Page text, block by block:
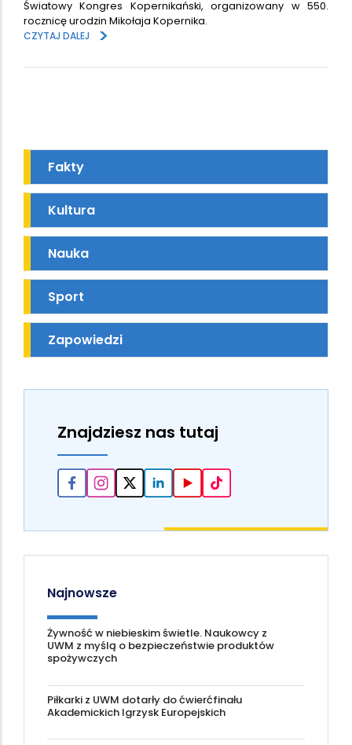
Światowy Kongres Kopernikański, organizowany w 550.
rocznicę urodzin Mikołaja Kopernika.
CZYTAJ DALEJ
>
Fakty
Kultura
Nauka
Sport
Zapowiedzi
Znajdziesz nas tutaj
Najnowsze
Żywność w niebieskim świetle. Naukowcy z
UWM z myślą o bezpieczeństwie produktów
spożywczych
Piłkarki z UWM dotarły do ćwierćfinału
Akademickich Igrzysk Europejskich